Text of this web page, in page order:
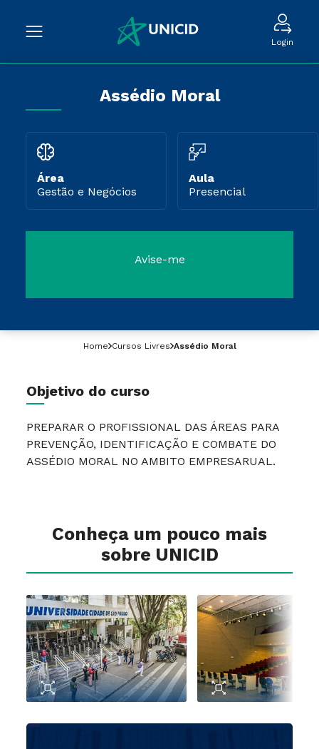
Login
Home Cursos Livres Assédio Moral
Objetivo do curso
PREPARAR O PROFISSIONAL DAS ÁREAS PARA
PREVENÇÃO, IDENTIFICAÇÃO E COMBATE DO
ASSÉDIO MORAL NO AMBITO EMPRESARUAL.
Assédio Moral
Área
Gestão e Negócios
Aula
Presencial
Avise-me
Conheça um pouco mais
sobre UNICID